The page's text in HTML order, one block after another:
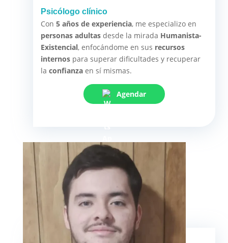
Psicólogo clínico
Con 5 años de experiencia, me especializo en
personas adultasdesde la mirada Humanista-
Existencial, enfocándome en sus recursos
internospara superar dificultades y recuperar
la confianzaen sí mismas.
Agendar